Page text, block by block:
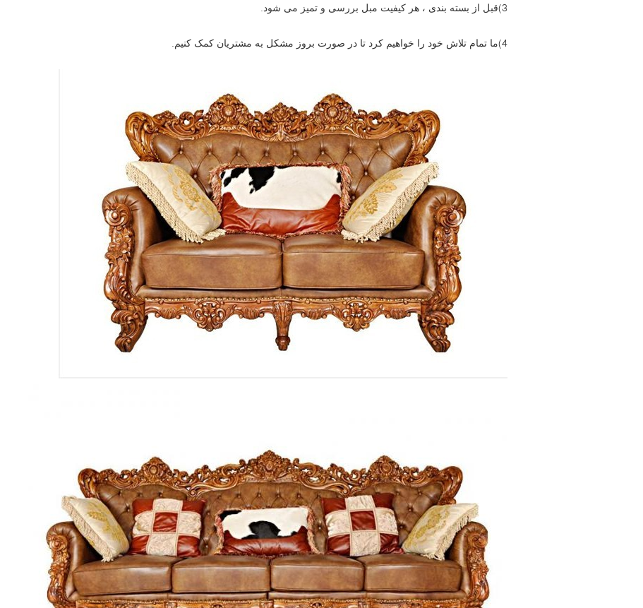
3)قبل از بسته بندی ، هر کیفیت مبل بررسی و تمیز می شود.
4)ما تمام تلاش خود را خواهیم کرد تا در صورت بروز مشکل به مشتریان کمک کنیم.